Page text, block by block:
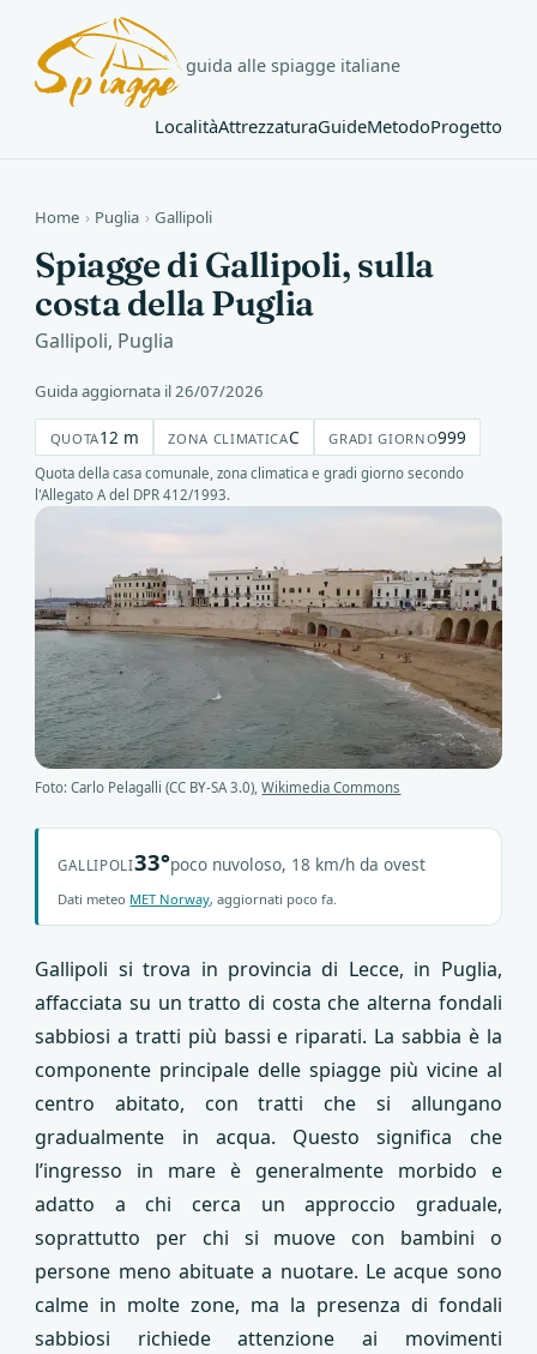
guida alle spiagge italiane
LocalitàAttrezzaturaGuideMetodoProgetto
Home › Puglia › Gallipoli
Spiagge di Gallipoli, sulla
costa della Puglia
Gallipoli, Puglia
Guida aggiornata il 26/07/2026
QUOTA12 m ZONA CLIMATICAC GRADI GIORNO999
Quota della casa comunale, zona climatica e gradi giorno secondo
l'Allegato A del DPR 412/1993.
Foto: Carlo Pelagalli (CC BY-SA 3.0),Wikimedia Commons
GALLIPOLI33°poco nuvoloso, 18 km/h da ovest
Dati meteo MET Norway, aggiornati poco fa.
Gallipoli si trova in provincia di Lecce, in Puglia,
affacciata su un tratto di costa che alterna fondali
sabbiosi a tratti più bassi e riparati. La sabbia è la
componente principale delle spiagge più vicine al
centro abitato, con tratti che si allungano
gradualmente in acqua. Questo significa che
l’ingresso in mare è generalmente morbido e
adatto a chi cerca un approccio graduale,
soprattutto per chi si muove con bambini o
persone meno abituate a nuotare. Le acque sono
calme in molte zone, ma la presenza di fondali
sabbiosi richiede attenzione ai movimenti